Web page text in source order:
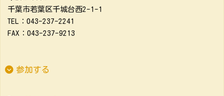
千葉市若葉区千城台西2-1-1
TEL：043-237-2241
FAX：043-237-9213
参加する